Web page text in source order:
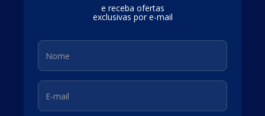
e receba ofertas
exclusivas por e-mail